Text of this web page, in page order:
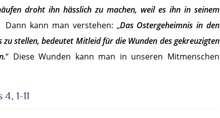
droht ihn hässlich zu machen, weil es ihn in seinem
Dann kann man verstehen: „Das Ostergeheimnis in den
stellen, bedeutet Mitleid für die Wunden des gekreuzigten
“ Diese Wunden kann man in unseren Mitmenschen
1-11